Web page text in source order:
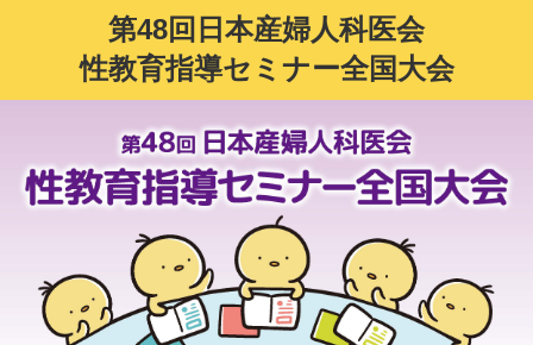
第48回日本産婦人科医会
性教育指導セミナー全国大会